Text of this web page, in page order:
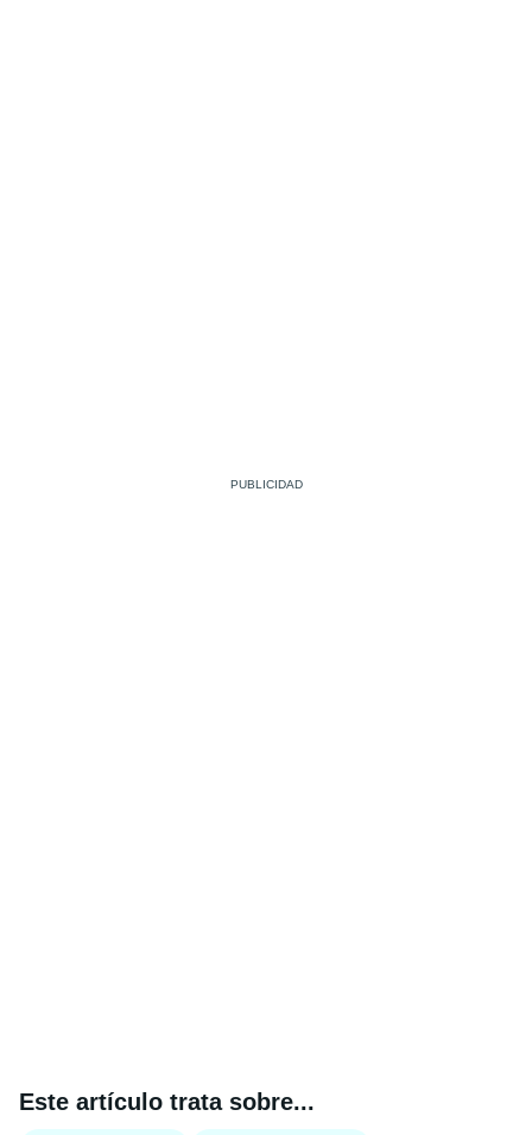
Este artículo trata sobre...